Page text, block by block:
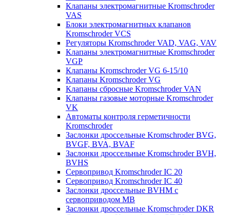
Клапаны электромагнитные Kromschroder
VAS
Блоки электромагнитных клапанов
Kromschroder VCS
Регуляторы Kromschroder VAD, VAG, VAV
Клапаны электромагнитные Kromschroder
VGP
Клапаны Kromschroder VG 6-15/10
Клапаны Kromschroder VG
Клапаны сбросные Kromschroder VAN
Клапаны газовые моторные Kromschroder
VK
Автоматы контроля герметичности
Kromschroder
Заслонки дроссельные Kromschroder BVG,
BVGF, BVA, BVAF
Заслонки дроссельные Kromschroder BVH,
BVHS
Сервопривод Kromschroder IC 20
Сервопривод Kromschroder IC 40
Заслонки дроссельные BVHM с
сервоприводом МВ
Заслонки дроссельные Kromschroder DKR